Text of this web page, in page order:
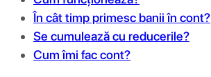
În cât timp primesc banii în cont?
Se cumulează cu reducerile?
Cum îmi fac cont?